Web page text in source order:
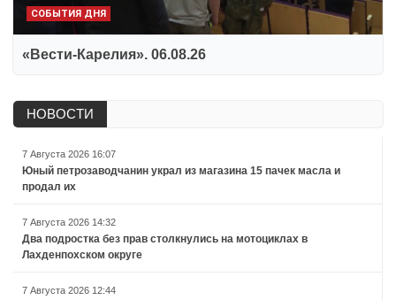
СОБЫТИЯ ДНЯ
«Вести-Карелия». 06.08.26
НОВОСТИ
7 Августа 2026 16:07
Юный петрозаводчанин украл из магазина 15 пачек масла и
продал их
7 Августа 2026 14:32
Два подростка без прав столкнулись на мотоциклах в
Лахденпохском округе
7 Августа 2026 12:44